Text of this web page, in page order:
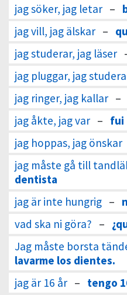
jag söker, jag letar –
jag vill, jag älskar –
jag studerar, jag läser
jag pluggar, jag
jag ringer, jag kallar –
jag åkte, jag var – fui
jag hoppas, jag önskar
jag måste gå till
dentista
jag är inte hungrig –
vad ska ni göra? –
Jag måste borsta
lavarme los dientes.
jag är 16 år – tengo